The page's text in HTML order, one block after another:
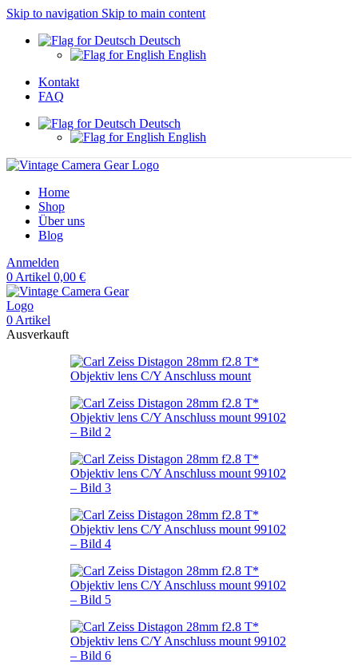
Skip to navigation Skip to main content
Deutsch
English
Kontakt
FAQ
Deutsch
English
Home
Shop
Über uns
Blog
Anmelden
0 Artikel 0,00 €
0 Artikel
Ausverkauft